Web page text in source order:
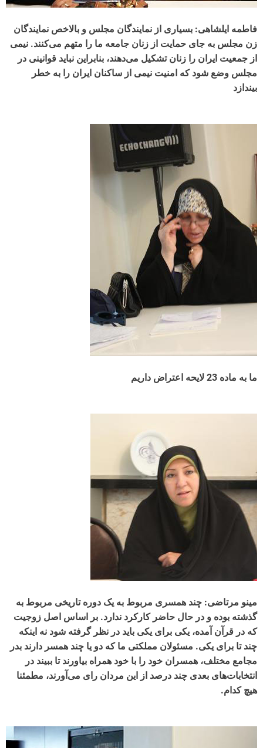
فاطمه ایلشاهی: بسیاری از نمایندگان مجلس و بالاخص نمایندگان
زن مجلس به جای حمایت از زنان جامعه ما را متهم می‌کنند. نیمی
از جمعیت ایران را زنان تشکیل می‌دهند، بنابراین نباید قوانینی در
مجلس وضع شود که امنیت نیمی از ساکنان ایران را به خطر
بیندازد
ما به ماده 23 لایحه اعتراض داریم
مینو مرتاضی: چند همسری مربوط به یک دوره تاریخی مربوط به
گذشته بوده و در حال حاضر کارکرد ندارد. بر اساس اصل زوجیت
که در قرآن آمده، یکی برای یکی باید در نظر گرفته شود نه اینکه
چند تا برای یکی. مسئولان مملکتی ما که دو یا چند همسر دارند بدر
مجامع مختلف، همسران خود را با خود همراه بیاورند تا ببیند در
انتخابات‌های بعدی چند درصد از این مردان رای می‌آورند، مطمئنا
هیچ کدام.